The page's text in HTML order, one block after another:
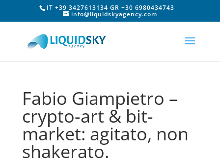
IT +39 3427613134 GR +30 6980434743
info@liquidskyagency.com
Fabio Giampietro –
crypto-art & bit-
market: agitato, non
shakerato.